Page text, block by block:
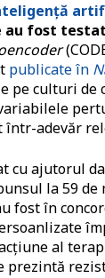
fost
publicate în
pe culturi de
într-adevăr
cu ajutorul
la 59 de
fost în
al
prezintă